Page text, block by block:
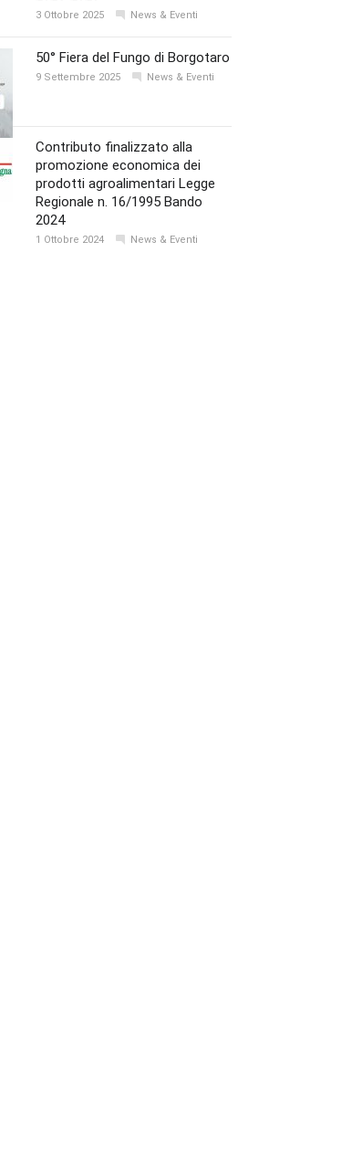
3 Ottobre 2025 News & Eventi
50° Fiera del Fungo di Borgotaro
9 Settembre 2025 News & Eventi
Contributo finalizzato alla
promozione economica dei
prodotti agroalimentari Legge
Regionale n. 16/1995 Bando
2024
1 Ottobre 2024 News & Eventi